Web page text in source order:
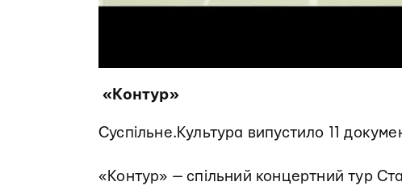
«Контур»
Суспільне.Культура випустило 11
«Контур» — спільний концертний тур